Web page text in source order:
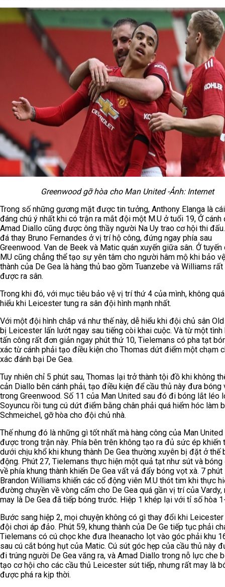
Greenwood gỡ hòa cho Man United -Ảnh: Internet
Trong số những gương mặt được tin tưởng, Anthony Elanga là
đáng chú ý nhất khi có trận ra mắt đội một M.U ở tuổi 19, Ở cánh
Amad Diallo cũng được ông thầy người Na Uy trao cơ hội thi
đá thay Bruno Fernandes ở vị trí hộ công, đứng ngay phía sau
Greenwood. Van de Beek và Matic quán xuyến giữa sân. Ở tuyến
MU cũng chẳng thể tạo sự yên tâm cho người hâm mộ khi bảo
thành của De Gea là hàng thủ bao gồm Tuanzebe và Williams
được ra sân.
Trong khi đó, với mục tiêu bảo vệ vị trí thứ 4 của mình, không
hiểu khi Leicester tung ra sân đội hình mạnh nhất.
Với một đội hình chắp vá như thế này, dễ hiểu khi đội chủ sân
bị Leicester lấn lướt ngay sau tiếng còi khai cuộc. Và từ một tình
tấn công rất đơn giản ngay phút thứ 10, Tielemans có pha tạt
xác từ cánh phải tạo điều kiện cho Thomas dứt điểm một chạm
xác đánh bại De Gea.
Tuy nhiên chỉ 5 phút sau, Thomas lại trở thành tội đồ khi không
cản Diallo bên cánh phải, tạo điều kiện để cầu thủ này đưa bóng
trong Greenwood. Số 11 của Man United sau đó đi bóng lắt léo
Soyuncu rồi tung cú dứt điểm bằng chân phải quá hiểm hóc làm
Schmeichel, gỡ hòa cho đội chủ nhà.
Thế nhưng đó là những gì tốt nhất mà hàng công của Man United
được trong trận này. Phía bên trên không tạo ra đủ sức ép khiến
dưới chịu khổ khi khung thành De Gea thường xuyên bị đặt ở thế
động. Phút 27, Tielemans thực hiện một quả tạt như sút và
về phía khung thành khiến De Gea vất vả đẩy bóng vọt xà. 7 phút
Brandon Williams khiến các cổ động viên M.U thót tim khi thực
đường chuyền về vòng cấm cho De Gea quá gần vị trí của Vardy,
may là De Gea đã tiếp bóng trước. Hiệp 1 khép lại với tỉ số hòa
Bước sang hiệp 2, mọi chuyện không có gì thay đổi khi
đội chơi áp đảo. Phút 59, khung thành của De Ge tiếp tục phải
Tielemans có cú chọc khe đưa Iheanacho lọt vào góc phải khu
sau cú cắt bóng hụt của Matic. Cú sút góc hẹp của cầu thủ này
đi trúng người De Gea văng ra, và Amad Diallo trong nỗ lực che
tạo cơ hội cho các cầu thủ Leicester sút tiếp, nhưng rất may là
được phá ra kịp thời.